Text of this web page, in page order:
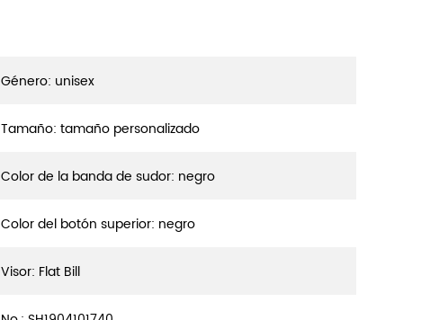
Género: unisex
Tamaño: tamaño personalizado
Color de la banda de sudor: negro
Color del botón superior: negro
Visor: Flat Bill